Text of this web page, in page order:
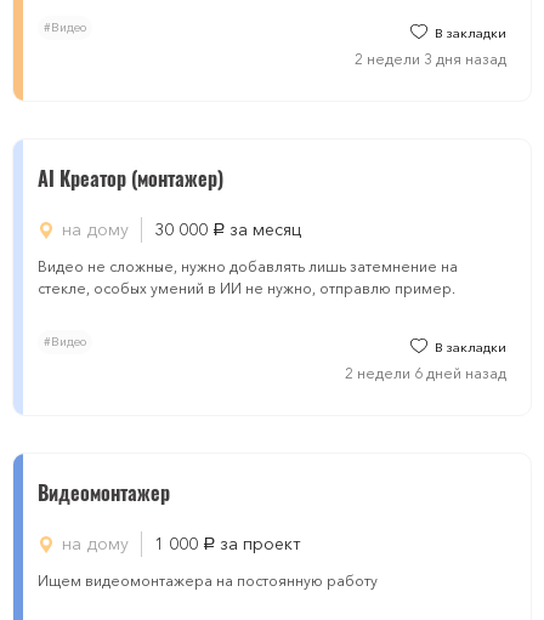
#Видео В закладки
2 недели 3 дня назад
AI Креатор (монтажер)
на дому 30 000 руб. за месяц
Видео не сложные, нужно добавлять лишь затемнение на
стекле, особых умений в ИИ не нужно, отправлю пример.
#Видео В закладки
2 недели 6 дней назад
Видеомонтажер
на дому 1 000 руб. за проект
Ищем видеомонтажера на постоянную работу